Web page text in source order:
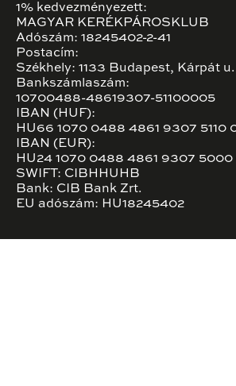
1% kedvezményezett:
MAGYAR KERÉKPÁROSKLUB
Adószám: 18245402-2-41
Postacím:
Székhely: 1133 Budapest, Kárpát
Bankszámlaszám:
10700488-48619307-51100005
IBAN (HUF):
HU66 1070 0488 4861 9307 5110
IBAN (EUR):
HU24 1070 0488 4861 9307
SWIFT: CIBHHUHB
Bank: CIB Bank Zrt.
EU adószám: HU18245402